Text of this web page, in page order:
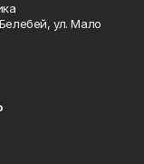
ул. Мало